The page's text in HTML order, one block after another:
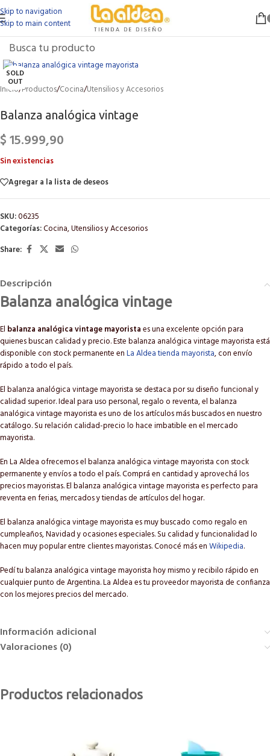
Skip to navigation
Skip to main content
SOLD
OUT
Click to enlarge
Inicio/Productos/Cocina/Utensilios y Accesorios
Balanza analógica vintage
$15.999,90
Sin existencias
Agregar a la lista de deseos
SKU:06235
Categorías:Cocina,Utensilios y Accesorios
Share:
Descripción
Balanza analógica vintage
El balanza analógica vintage mayoristaes una excelente opción para
quienes buscan calidad y precio. Este balanza analógica vintage mayorista está
disponible con stock permanente enLa Aldea tienda mayorista, con envío
rápido a todo el país.
El balanza analógica vintage mayorista se destaca por su diseño funcional y
calidad superior. Ideal para uso personal, regalo o reventa, el balanza
analógica vintage mayorista es uno de los artículos más buscados en nuestro
catálogo. Su relación calidad-precio lo hace imbatible en el mercado
mayorista.
En La Aldea ofrecemos el balanza analógica vintage mayorista con stock
permanente y envíos a todo el país. Comprá en cantidad y aprovechá los
precios mayoristas. El balanza analógica vintage mayorista es perfecto para
reventa en ferias, mercados y tiendas de artículos del hogar.
El balanza analógica vintage mayorista es muy buscado como regalo en
cumpleaños, Navidad y ocasiones especiales. Su calidad y funcionalidad lo
hacen muy popular entre clientes mayoristas. Conocé más enWikipedia.
Pedí tu balanza analógica vintage mayorista hoy mismo y recibilo rápido en
cualquier punto de Argentina. La Aldea es tu proveedor mayorista de confianza
con los mejores precios del mercado.
Información adicional
Valoraciones (0)
Productos relacionados